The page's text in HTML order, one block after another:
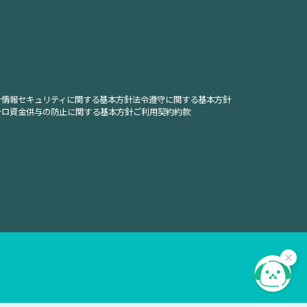
情報セキュリティに関する基本方針法令遵守に関する基本方針
資金供与の防止に関する基本方針ご利用契約約款